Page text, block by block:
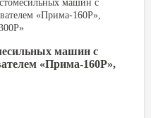
машин с
«Прима-160P»,